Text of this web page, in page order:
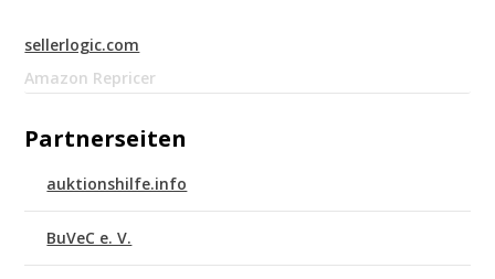
sellerlogic.com
Amazon Repricer
Partnerseiten
auktionshilfe.info
BuVeC e. V.